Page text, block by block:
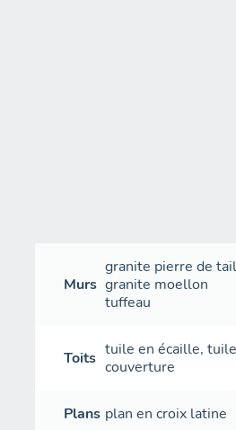
Murs
granite pierre de
granite moellon
tuffeau
Toits tuile en écaille,
couverture
Plans plan en croix latine